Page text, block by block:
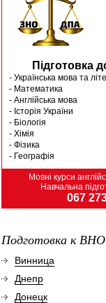
Підготовка
- Українська мова та
- Математика
- Англійська мова
- Історія України
- Біологія
- Хімія
- Фізика
- Географія
Мовні курси
Навчальна
067
Подготовка к
Винница
Днепр
Донецк